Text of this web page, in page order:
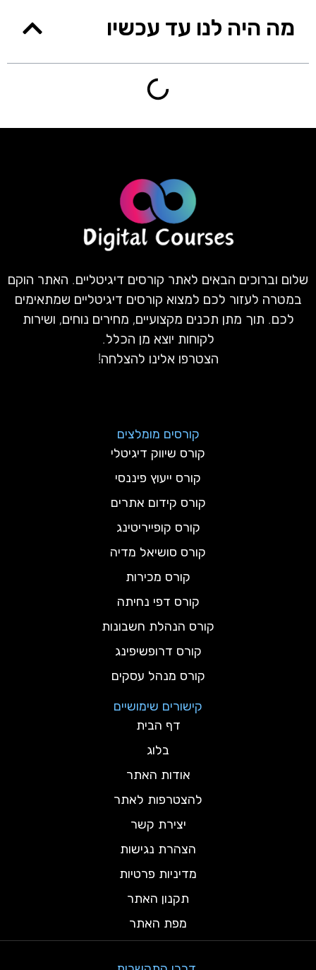
מה היה לנו עד עכשיו
שלום וברוכים הבאים לאתר קורסים דיגיטליים. האתר הוקם
במטרה לעזור לכם למצוא קורסים דיגיטליים שמתאימים
לכם. תוך מתן תכנים מקצועיים, מחירים נוחים, ושירות
לקוחות יוצא מן הכלל.
הצטרפו אלינו להצלחה!
קורסים מומלצים
קורס שיווק דיגיטלי
קורס ייעוץ פיננסי
קורס קידום אתרים
קורס קופייריטינג
קורס סושיאל מדיה
קורס מכירות
קורס דפי נחיתה
קורס הנהלת חשבונות
קורס דרופשיפינג
קורס מנהל עסקים
קישורים שימושיים
דף הבית
בלוג
אודות האתר
להצטרפות לאתר
יצירת קשר
הצהרת נגישות
מדיניות פרטיות
תקנון האתר
מפת האתר